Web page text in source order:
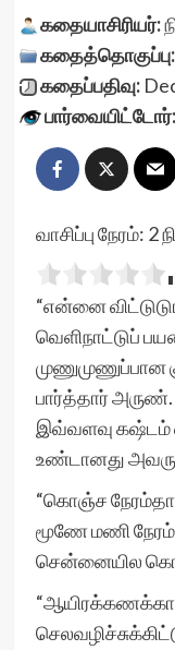
கதையாசிரியர்:
கதைத்தொகுப்பு:
கதைப்பதிவு:
பார்வையிட்டோர்:
வாசிப்பு நேரம்: 2
“என்னை
வெளிநாட்டுப்
முணுமுணுப்பான
பார்த்தார்
இவ்வளவு கஷ்டம்
உண்டானது
“கொஞ்ச நேரம்தானே
மூணே மணி
சென்னையில
“ஆயிரக்கணக்கா,